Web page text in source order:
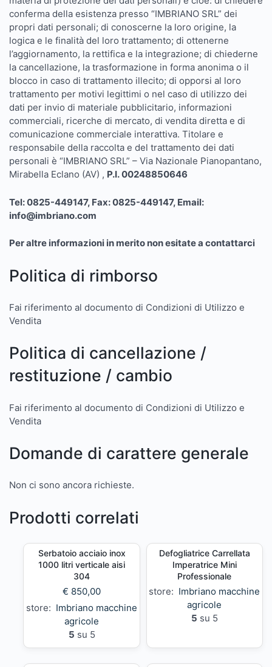
conferma della esistenza presso “IMBRIANO SRL” dei
propri dati personali; di conoscerne la loro origine, la
logica e le finalità del loro trattamento; di ottenerne
l’aggiornamento, la rettifica e la integrazione; di chiederne
la cancellazione, la trasformazione in forma anonima o il
blocco in caso di trattamento illecito; di opporsi al loro
trattamento per motivi legittimi o nel caso di utilizzo dei
dati per invio di materiale pubblicitario, informazioni
commerciali, ricerche di mercato, di vendita diretta e di
comunicazione commerciale interattiva. Titolare e
responsabile della raccolta e del trattamento dei dati
personali è “IMBRIANO SRL” – Via Nazionale Pianopantano,
Mirabella Eclano (AV) , P.I.00248850646
Tel: 0825-449147, Fax: 0825-449147, Email:
info@imbriano.com
Per altre informazioni in merito non esitate a contattarci
Politica di rimborso
Fai riferimento al documento di Condizioni di Utilizzo e
Vendita
Politica di cancellazione /
restituzione / cambio
Fai riferimento al documento di Condizioni di Utilizzo e
Vendita
Domande di carattere generale
Non ci sono ancora richieste.
Prodotti correlati
Serbatoio acciaio inox
1000 litri verticale aisi
304
€ 850,00
store: Imbriano macchine
agricole
5 su 5
Defogliatrice Carrellata
Imperatrice Mini
Professionale
store: Imbriano macchine
agricole
5 su 5